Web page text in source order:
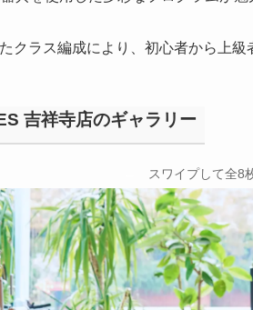
クラス編成により、初心者から上
吉祥寺店のギャラリー
スワイプして全8